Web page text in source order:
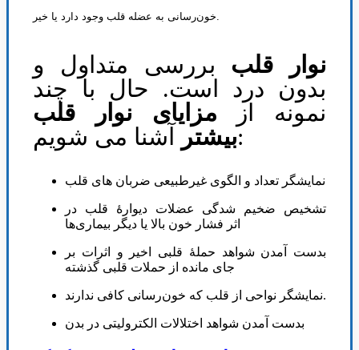
خون‌رسانی به عضله قلب وجود دارد یا خیر.
نوار قلب بررسی متداول و
بدون درد است. حال با چند
نمونه از مزایای نوار قلب
بیشترآشنا می شویم:
نمایشگر تعداد و الگوی غیرطبیعی ضربان های قلب
تشخیص ضخیم شدگی عضلات دیوارۀ قلب در
اثر فشار خون بالا یا دیگر بیماری‌ها
بدست آمدن شواهد حملۀ قلبی اخیر و اثرات بر
جای مانده از حملات قلبی گذشته
نمایشگر نواحی از قلب که خون‌رسانی کافی ندارند.
بدست آمدن شواهد اختلالات الکترولیتی در بدن